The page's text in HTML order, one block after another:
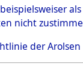
nicht
der Arolsen